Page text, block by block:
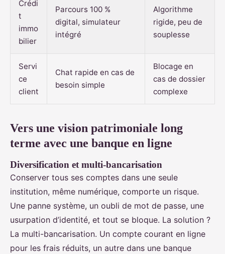
Crédi
t
immo
bilier
Parcours 100 %
digital, simulateur
intégré
Algorithme
rigide, peu de
souplesse
Servi
ce
client
Chat rapide en cas de
besoin simple
Blocage en
cas de dossier
complexe
Vers une vision patrimoniale long
terme avec une banque en ligne
Diversification et multi-bancarisation
Conserver tous ses comptes dans une seule
institution, même numérique, comporte un risque.
Une panne système, un oubli de mot de passe, une
usurpation d’identité, et tout se bloque. La solution ?
La multi-bancarisation. Un compte courant en ligne
pour les frais réduits, un autre dans une banque